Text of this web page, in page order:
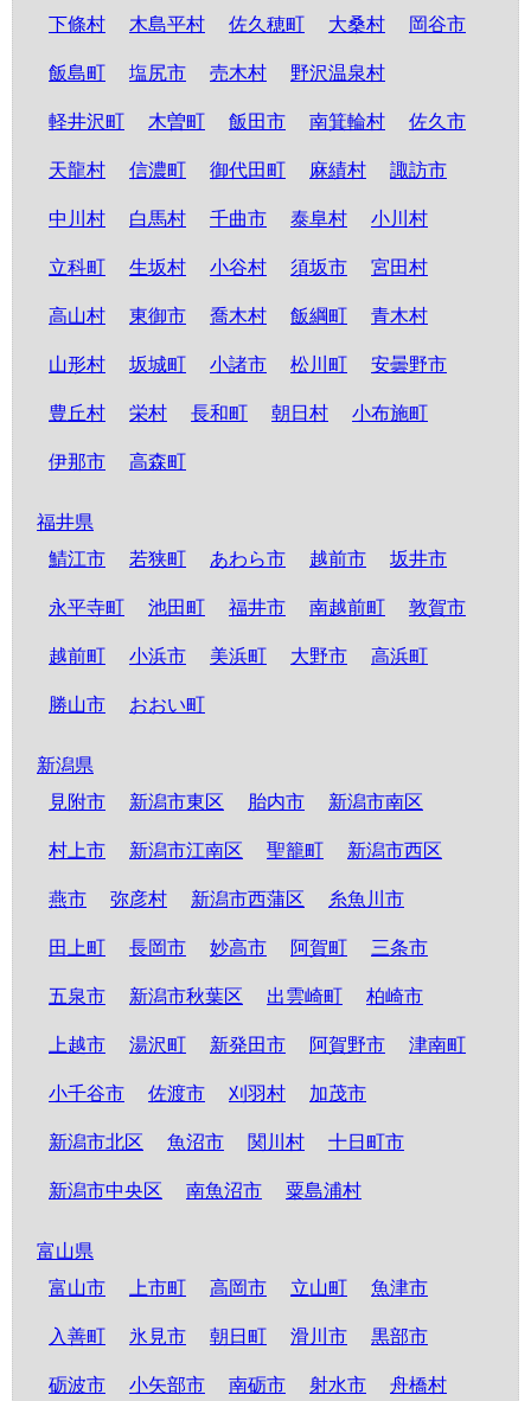
下條村 木島平村 佐久穂町 大桑村 岡谷市
飯島町 塩尻市 売木村 野沢温泉村
軽井沢町 木曽町 飯田市 南箕輪村 佐久市
天龍村 信濃町 御代田町 麻績村 諏訪市
中川村 白馬村 千曲市 泰阜村 小川村
立科町 生坂村 小谷村 須坂市 宮田村
高山村 東御市 喬木村 飯綱町 青木村
山形村 坂城町 小諸市 松川町 安曇野市
豊丘村 栄村 長和町 朝日村 小布施町
伊那市 高森町
福井県
鯖江市
若狭町 あわら市 越前市 坂井市
永平寺町 池田町 福井市 南越前町 敦賀市
越前町 小浜市 美浜町 大野市 高浜町
勝山市 おおい町
新潟県
見附市
新潟市東区 胎内市 新潟市南区
村上市 新潟市江南区 聖籠町 新潟市西区
燕市 弥彦村 新潟市西蒲区 糸魚川市
田上町 長岡市 妙高市 阿賀町 三条市
五泉市 新潟市秋葉区 出雲崎町 柏崎市
上越市 湯沢町 新発田市 阿賀野市 津南町
小千谷市 佐渡市 刈羽村 加茂市
新潟市北区 魚沼市 関川村 十日町市
新潟市中央区 南魚沼市 粟島浦村
富山県
富山市
上市町 高岡市 立山町 魚津市
入善町 氷見市 朝日町 滑川市 黒部市
砺波市 小矢部市 南砺市 射水市 舟橋村